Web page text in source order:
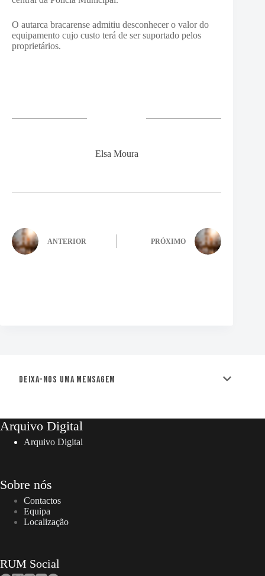
O autarca bracarense admitiu desconhecer o valor do
equipamento cujo custo terá de ser suportado pelos
proprietários.
Elsa Moura
ANTERIOR PRÓXIMO
Deixa-nos uma mensagem
Arquivo Digital
Arquivo Digital
Sobre nós
Contactos
Equipa
Localização
RUM Social